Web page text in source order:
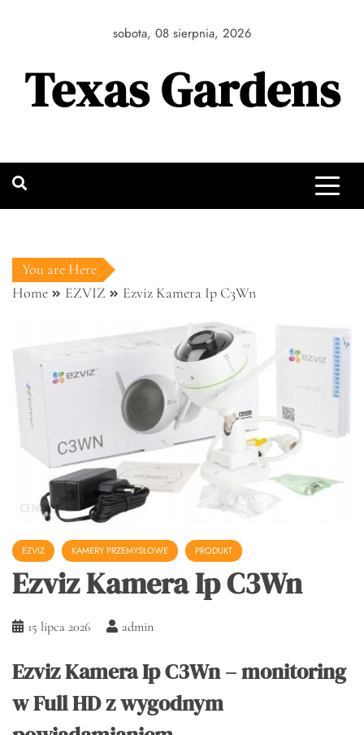
sobota, 08 sierpnia, 2026
Texas Gardens
You are Here
Home
EZVIZ Ezviz Kamera Ip C3Wn
EZVIZ KAMERY PRZEMYSŁOWE PRODUKT
Ezviz Kamera Ip C3Wn
15 lipca 2026 admin
Ezviz Kamera Ip C3Wn – monitoring
w Full HD z wygodnym